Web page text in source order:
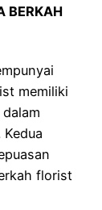
BERKAH
memiliki
florist